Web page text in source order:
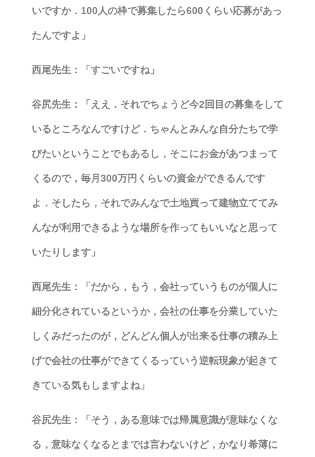
いですか．100人の枠で募集したら600くらい応募があっ
たんですよ」
西尾先生：「すごいですね」
谷尻先生：「ええ．それでちょうど今2回目の募集をして
いるところなんですけど．ちゃんとみんな自分たちで学
びたいということでもあるし，そこにお金があつまって
くるので，毎月300万円くらいの資金ができるんです
よ．そしたら，それでみんなで土地買って建物立ててみ
んなが利用できるような場所を作ってもいいなと思って
いたりします」
西尾先生：「だから，もう，会社っていうものが個人に
細分化されているというか，会社の仕事を分業していた
しくみだったのが，どんどん個人が出来る仕事の積み上
げで会社の仕事ができてくるっていう逆転現象が起きて
きている気もしますよね」
谷尻先生：「そう，ある意味では帰属意識が意味なくな
る，意味なくなるとまでは言わないけど，かなり希薄に